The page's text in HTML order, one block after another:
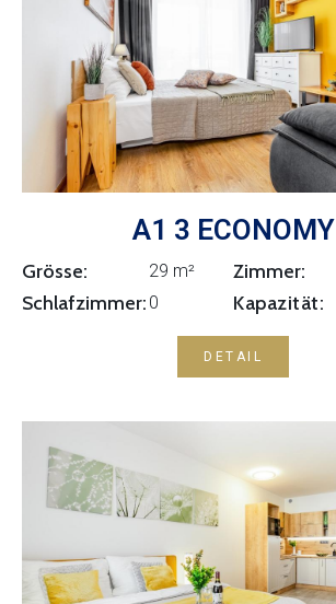
A1 3 ECONOMY
Grösse: 29 m² Zimmer:
Schlafzimmer: 0 Kapazität:
DETAIL